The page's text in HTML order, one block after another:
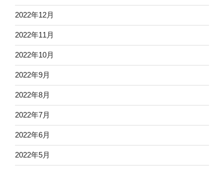
2022年12月
2022年11月
2022年10月
2022年9月
2022年8月
2022年7月
2022年6月
2022年5月